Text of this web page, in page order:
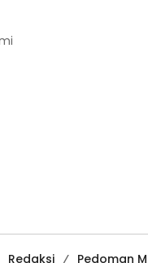
Redaksi Pedoman